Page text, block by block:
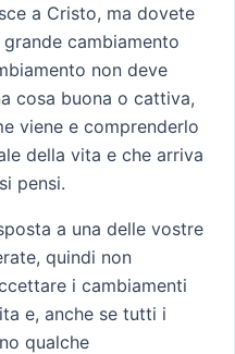
a Cristo, ma dovete
cambiamento
non deve
cosa buona o cattiva,
viene e comprenderlo
della vita e che arriva
pensi.
a una delle vostre
quindi non
i cambiamenti
e, anche se tutti i
qualche